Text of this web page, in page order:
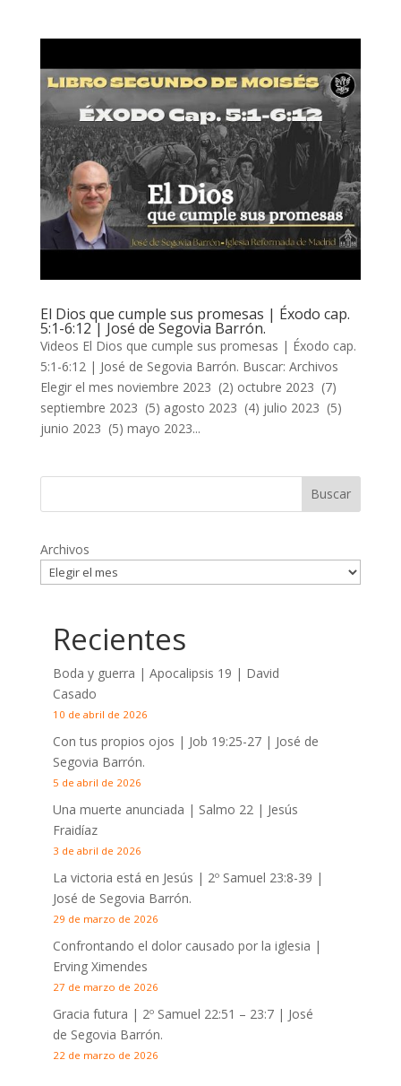
El Dios que cumple sus promesas | Éxodo cap.
5:1-6:12 | José de Segovia Barrón.
Videos El Dios que cumple sus promesas | Éxodo cap.
5:1-6:12 | José de Segovia Barrón. Buscar: Archivos
Elegir el mes noviembre 2023 (2) octubre 2023 (7)
septiembre 2023 (5) agosto 2023 (4) julio 2023 (5)
junio 2023 (5) mayo 2023...
Archivos
Recientes
Boda y guerra | Apocalipsis 19 | David
Casado
10 de abril de 2026
Con tus propios ojos | Job 19:25-27| José de
Segovia Barrón.
5 de abril de 2026
Una muerte anunciada | Salmo 22 | Jesús
Fraidíaz
3 de abril de 2026
La victoria está en Jesús | 2º Samuel 23:8-39 |
José de Segovia Barrón.
29 de marzo de 2026
Confrontando el dolor causado por la iglesia |
Erving Ximendes
27 de marzo de 2026
Gracia futura | 2º Samuel 22:51 – 23:7| José
de Segovia Barrón.
22 de marzo de 2026